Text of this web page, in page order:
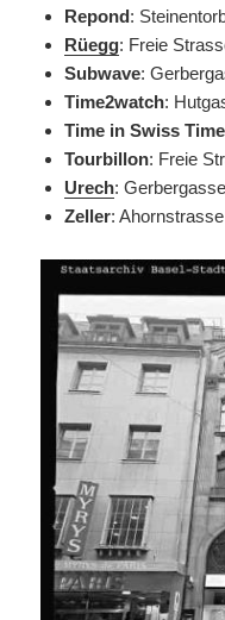
Repond:
Rüegg: Freie
Subwave:
Time2watch:
Time in Swiss Time
Tourbillon: Freie
Urech:
Zeller: